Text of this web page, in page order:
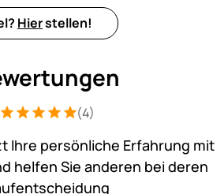
Hierstellen!
Bewertung: 5 von 5 (4 Bewertungen)
4 Bewertungen
(4)
Ihre persönliche Erfahrung mit
helfen Sie anderen bei deren